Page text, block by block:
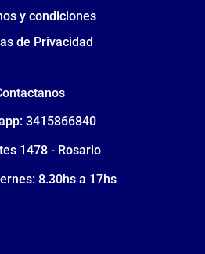
y condiciones
de Privacidad
3415866840
1478 - Rosario
8.30hs a 17hs